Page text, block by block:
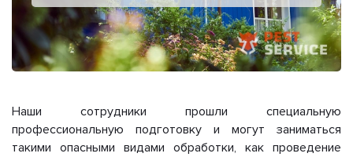
Наши сотрудники прошли специальную
профессиональную подготовку и могут заниматься
такими опасными видами обработки, как проведение